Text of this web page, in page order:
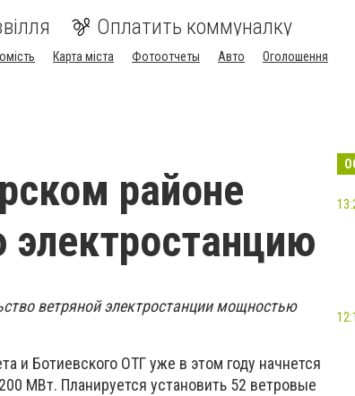
Оплатить коммуналку
Карта міста Фотоотчеты Авто
Оголошення
районе
электростанцию
ветряной электростанции мощностью
и Ботиевского ОТГ уже в этом году начнется
МВт. Планируется установить 52 ветровые